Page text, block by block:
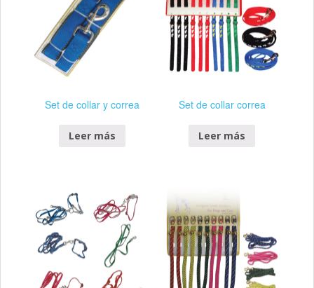
Set de collar y correa
Leer más
Set de collar correa
Leer más